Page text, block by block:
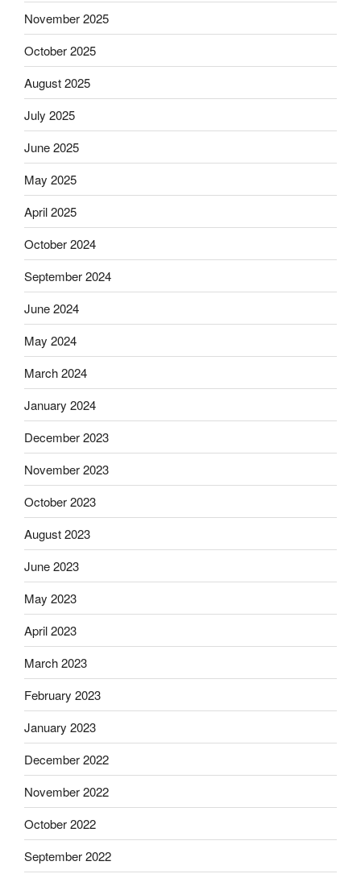
November 2025
October 2025
August 2025
July 2025
June 2025
May 2025
April 2025
October 2024
September 2024
June 2024
May 2024
March 2024
January 2024
December 2023
November 2023
October 2023
August 2023
June 2023
May 2023
April 2023
March 2023
February 2023
January 2023
December 2022
November 2022
October 2022
September 2022